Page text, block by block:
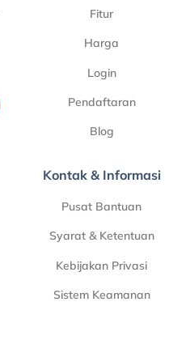
Fitur
Harga
Login
Pendaftaran
Blog
Kontak & Informasi
Pusat Bantuan
Syarat & Ketentuan
Kebijakan Privasi
Sistem Keamanan